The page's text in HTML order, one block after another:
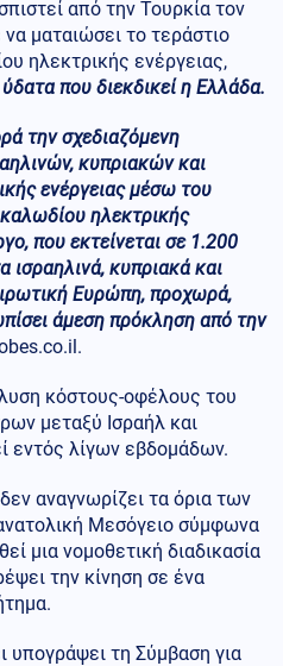
από την Τουρκία τον
ματαιώσει το τεράστιο
ηλεκτρικής ενέργειας,
που διεκδικεί η Ελλάδα.
την σχεδιαζόμενη
κυπριακών και
ενέργειας μέσω του
ηλεκτρικής
που εκτείνεται σε 1.200
ισραηλινά, κυπριακά και
Ευρώπη, προχωρά,
άμεση πρόκληση από την
κόστους-οφέλους του
μεταξύ Ισραήλ και
εντός λίγων εβδομάδων.
αναγνωρίζει τα όρια των
Μεσόγειο σύμφωνα
μια νομοθετική διαδικασία
την κίνηση σε ένα
υπογράψει τη Σύμβαση για